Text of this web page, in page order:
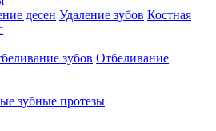
десен Удаление зубов Костная
зубов Отбеливание
зубные протезы